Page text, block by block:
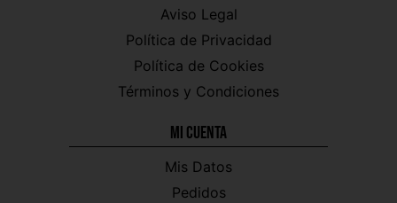
Aviso Legal
Política de Privacidad
Política de Cookies
Términos y Condiciones
Mi CUENTA
Mis Datos
Pedidos